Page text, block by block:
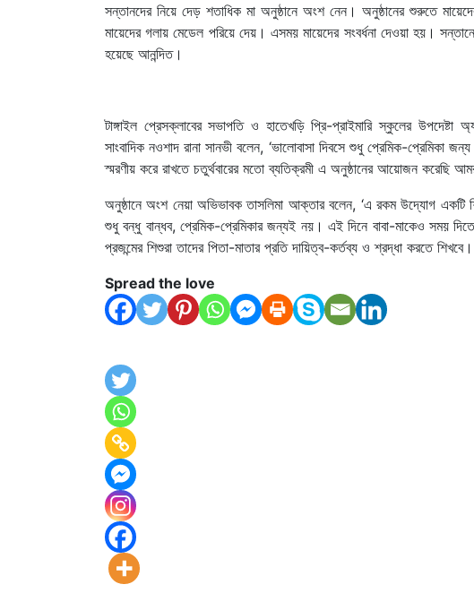
সন্তানদের নিয়ে দেড় শতাধিক মা অনুষ্ঠানে অংশ নেন। অনুষ্ঠানের শুরুতে
মায়েদের গলায় মেডেল পরিয়ে দেয়। এসময় মায়েদের সংবর্ধনা দেওয়া হয়।
হয়েছে আনন্দিত।
টাঙ্গাইল প্রেসক্লাবের সভাপতি ও হাতেখড়ি প্রি-প্রাইমারি স্কুলের
সাংবাদিক নওশাদ রানা সানভী বলেন, ‘ভালোবাসা দিবসে শুধু প্রেমিক-প্রেমিকা
স্মরণীয় করে রাখতে চতুর্থবারের মতো ব্যতিক্রমী এ অনুষ্ঠানের আয়োজন করেছি
অনুষ্ঠানে অংশ নেয়া অভিভাবক তাসলিমা আক্তার বলেন, ‘এ রকম উদ্যোগ একটি
শুধু বন্ধু বান্ধব, প্রেমিক-প্রেমিকার জন্যই নয়। এই দিনে বাবা-মাকেও সময়
প্রজন্মের শিশুরা তাদের পিতা-মাতার প্রতি দায়িত্ব-কর্তব্য ও শ্রদ্ধা করতে শিখবে।
Spread the love